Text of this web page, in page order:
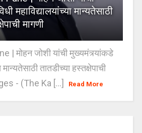
महाविद्यालयांच्या मान्यतेसाठी
मागणी
| मोहन जोशी यांची मुख्यमंत्र्यांकडे
मान्यतेसाठी तातडीच्या हस्तक्षेपाची
- (The Ka [...]
Read More